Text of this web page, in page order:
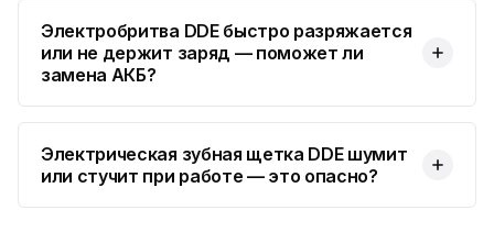
Электробритва DDE быстро разряжается
или не держит заряд — поможет ли
замена АКБ?
Электрическая зубная щетка DDE шумит
или стучит при работе — это опасно?